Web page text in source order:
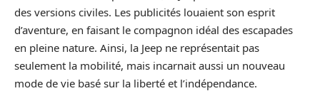
des versions civiles. Les publicités louaient son esprit
d’aventure, en faisant le compagnon idéal des escapades
en pleine nature. Ainsi, la Jeep ne représentait pas
seulement la mobilité, mais incarnait aussi un nouveau
mode de vie basé sur la liberté et l’indépendance.